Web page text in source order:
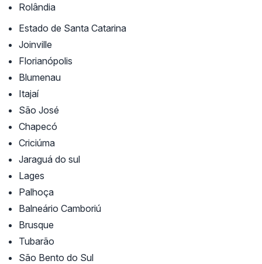
Rolândia
Estado de Santa Catarina
Joinville
Florianópolis
Blumenau
Itajaí
São José
Chapecó
Criciúma
Jaraguá do sul
Lages
Palhoça
Balneário Camboriú
Brusque
Tubarão
São Bento do Sul